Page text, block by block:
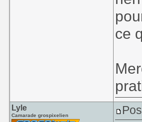
ce
Lyle
Camarade grospixelien